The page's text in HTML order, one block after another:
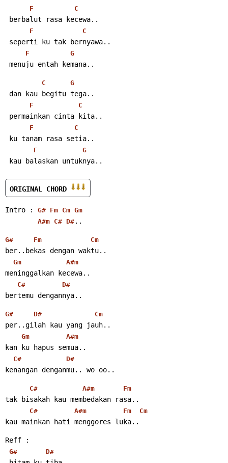
F C
berbalut rasa kecewa..
F C
seperti ku tak bernyawa..
F G
menuju entah kemana..
C G
dan kau begitu tega..
F C
permainkan cinta kita..
F C
ku tanam rasa setia..
F G
kau balaskan untuknya..
ORIGINAL CHORD
Intro : G# Fm Cm Gm
A#m C# D# ..
G# Fm Cm
ber..bekas dengan waktu..
Gm A#m
meninggalkan kecewa..
C# D#
bertemu dengannya..
G# D# Cm
per..gilah kau yang jauh..
Gm A#m
kan ku hapus semua..
C# D#
kenangan denganmu.. wo oo..
C# A#m Fm
tak bisakah kau membedakan rasa..
C# A#m Fm Cm
kau mainkan hati menggores luka..
Reff :
G# D#